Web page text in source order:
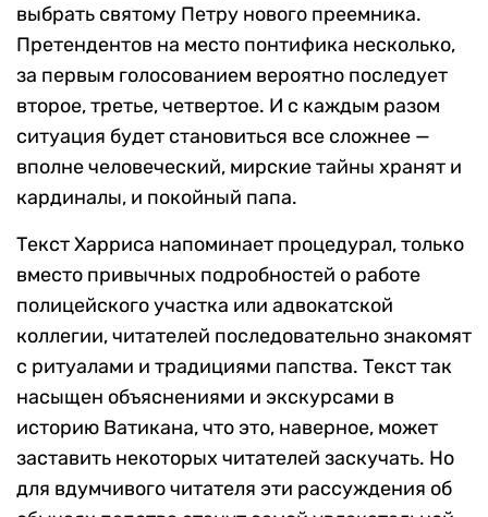
выбрать святому Петру нового преемника.
Претендентов на место понтифика несколько,
за первым голосованием вероятно последует
второе, третье, четвертое. И с каждым разом
ситуация будет становиться все сложнее —
вполне человеческий, мирские тайны хранят и
кардиналы, и покойный папа.
Текст Харриса напоминает процедурал, только
вместо привычных подробностей о работе
полицейского участка или адвокатской
коллегии, читателей последовательно знакомят
с ритуалами и традициями папства. Текст так
насыщен объяснениями и экскурсами в
историю Ватикана, что это, наверное, может
заставить некоторых читателей заскучать. Но
для вдумчивого читателя эти рассуждения об